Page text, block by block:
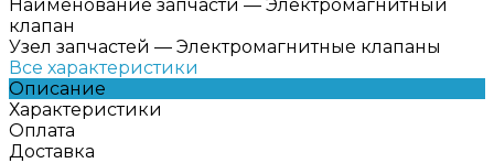
Наименование запчасти — Электромагнитный
клапан
Узел запчастей — Электромагнитные клапаны
Все характеристики
Описание
Характеристики
Оплата
Доставка